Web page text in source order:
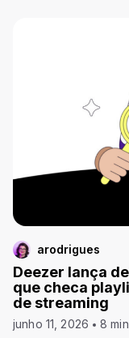
arodrigues
Deezer lança
que checa
de streaming
junho 11, 2026 8